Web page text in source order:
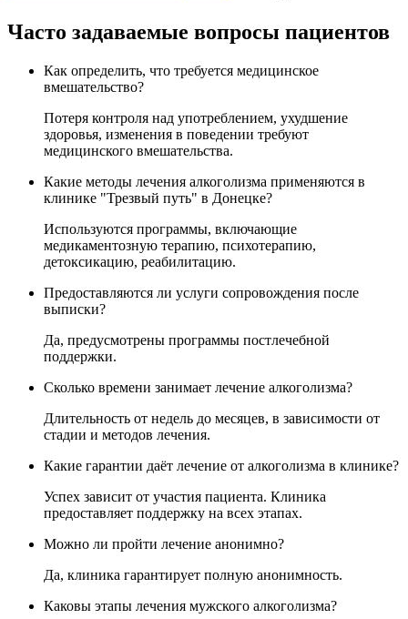
Часто задаваемые вопросы пациентов
Как определить, что требуется медицинское
вмешательство?
Потеря контроля над употреблением, ухудшение
здоровья, изменения в поведении требуют
медицинского вмешательства.
Какие методы лечения алкоголизма применяются в
клинике "Трезвый путь" в Донецке?
Используются программы, включающие
медикаментозную терапию, психотерапию,
детоксикацию, реабилитацию.
Предоставляются ли услуги сопровождения после
выписки?
Да, предусмотрены программы постлечебной
поддержки.
Сколько времени занимает лечение алкоголизма?
Длительность от недель до месяцев, в зависимости от
стадии и методов лечения.
Какие гарантии даёт лечение от алкоголизма в клинике?
Успех зависит от участия пациента. Клиника
предоставляет поддержку на всех этапах.
Можно ли пройти лечение анонимно?
Да, клиника гарантирует полную анонимность.
Каковы этапы лечения мужского алкоголизма?